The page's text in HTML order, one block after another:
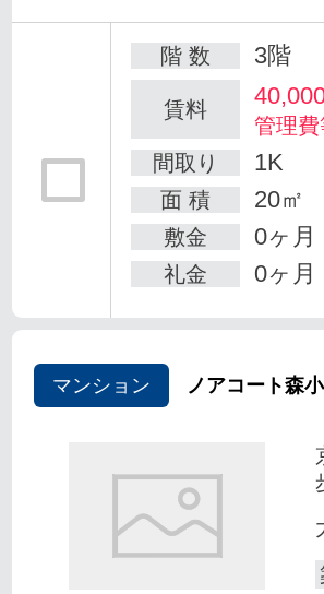
階 数 3階
賃料
管理費
間取り
1K
面 積 20㎡
敷金 0ヶ月
礼金 0ヶ月
マンション ノアコート森